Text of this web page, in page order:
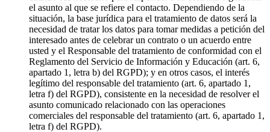
el asunto al que se refiere el contacto. Dependiendo de la
situación, la base jurídica para el tratamiento de datos será la
necesidad de tratar los datos para tomar medidas a petición del
interesado antes de celebrar un contrato o un acuerdo entre
usted y el Responsable del tratamiento de conformidad con el
Reglamento del Servicio de Información y Educación (art. 6,
apartado 1, letra b) del RGPD); y en otros casos, el interés
legítimo del responsable del tratamiento (art. 6, apartado 1,
letra f) del RGPD), consistente en la necesidad de resolver el
asunto comunicado relacionado con las operaciones
comerciales del responsable del tratamiento (art. 6, apartado 1,
letra f) del RGPD).